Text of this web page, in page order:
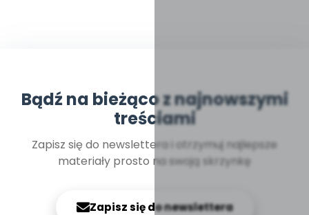
Bądź na bieżąco z najnowszymi
treściami
Zapisz się do newslettera i otrzymuj najlepsze
materiały prosto na swoją skrzynkę
Zapisz się do newslettera